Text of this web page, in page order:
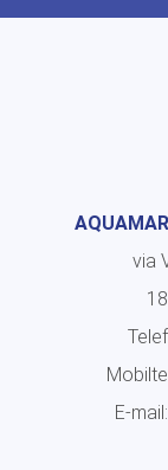
via
E-mail: